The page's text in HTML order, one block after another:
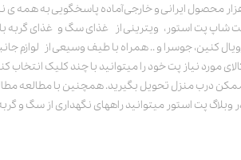
محصول ایرانی و خارجی آماده پاسخگویی به همه
شاپ پت استور، ویترینی از غذای سگ و غذای گربه با
کنین، جوسرا و .. همراه با طیف وسیعی از لوازم
مورد نیاز پت خود را میتوانید با چند کلیک انتخاب
درب منزل تحویل بگیرید. همچنین با مطالعه
وبلاگ پت استور میتوانید راههای نگهداری از سگ و